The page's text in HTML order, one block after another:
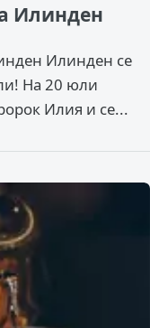
Илинден
Илинден се
На 20 юли
Илия и се...